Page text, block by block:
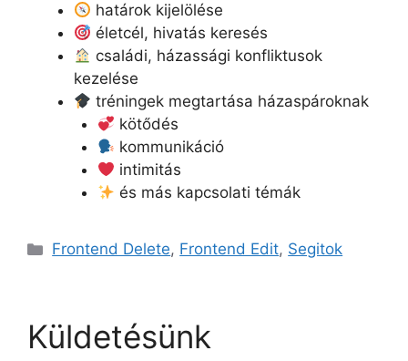
határok kijelölése
életcél, hivatás keresés
családi, házassági konfliktusok
kezelése
tréningek megtartása házaspároknak
kötődés
kommunikáció
intimitás
és más kapcsolati témák
Kategória
Frontend Delete, Frontend Edit, Segitok
Küldetésünk